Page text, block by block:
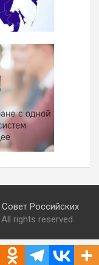
Российских
rights reserved.